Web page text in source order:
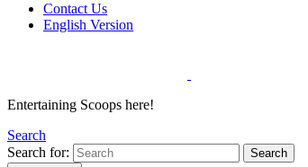
Contact Us
English Version
Entertaining Scoops here!
Search
Search for:
Search